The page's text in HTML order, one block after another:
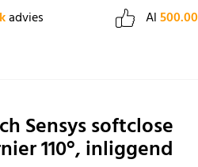
advies Al
Sensys softclose
110°, inliggend